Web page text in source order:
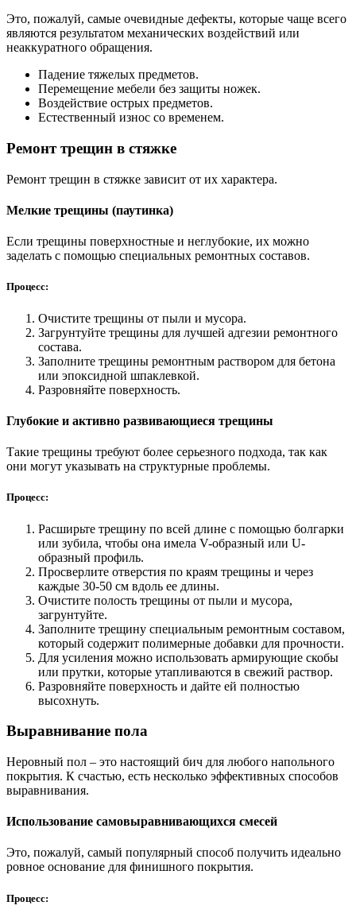
Это, пожалуй, самые очевидные дефекты, которые чаще всего
являются результатом механических воздействий или
неаккуратного обращения.
Падение тяжелых предметов.
Перемещение мебели без защиты ножек.
Воздействие острых предметов.
Естественный износ со временем.
Ремонт трещин в стяжке
Ремонт трещин в стяжке зависит от их характера.
Мелкие трещины (паутинка)
Если трещины поверхностные и неглубокие, их можно
заделать с помощью специальных ремонтных составов.
Процесс:
Очистите трещины от пыли и мусора.
Загрунтуйте трещины для лучшей адгезии ремонтного
состава.
Заполните трещины ремонтным раствором для бетона
или эпоксидной шпаклевкой.
Разровняйте поверхность.
Глубокие и активно развивающиеся трещины
Такие трещины требуют более серьезного подхода, так как
они могут указывать на структурные проблемы.
Процесс:
Расширьте трещину по всей длине с помощью болгарки
или зубила, чтобы она имела V-образный или U-
образный профиль.
Просверлите отверстия по краям трещины и через
каждые 30-50 см вдоль ее длины.
Очистите полость трещины от пыли и мусора,
загрунтуйте.
Заполните трещину специальным ремонтным составом,
который содержит полимерные добавки для прочности.
Для усиления можно использовать армирующие скобы
или прутки, которые утапливаются в свежий раствор.
Разровняйте поверхность и дайте ей полностью
высохнуть.
Выравнивание пола
Неровный пол – это настоящий бич для любого напольного
покрытия. К счастью, есть несколько эффективных способов
выравнивания.
Использование самовыравнивающихся смесей
Это, пожалуй, самый популярный способ получить идеально
ровное основание для финишного покрытия.
Процесс: